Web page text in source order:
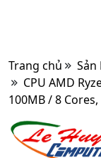
Trang chủ Sản
CPU AMD
100MB / 8